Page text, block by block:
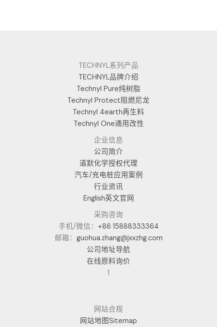
TECHNYL系列产品
TECHNYL品牌介绍
Technyl Pure纯树脂
Technyl Protect阻燃尼龙
Technyl 4earth再生料
Technyl One通用改性
企业信息
公司简介
道默化学授权代理
汽车/充电桩应用案例
行业资讯
English英文官网
采购咨询
手机/微信： +86 15888333364
邮箱： guohua.zhang@jxxzhg.com
公司地址导航
在线原料询价
1
网站合规
网站地图Sitemap